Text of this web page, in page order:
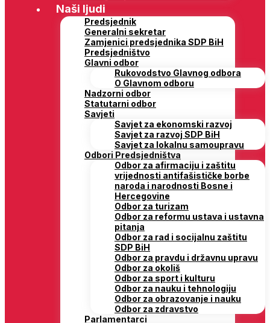
Naši ljudi
Predsjednik
Generalni sekretar
Zamjenici predsjednika SDP BiH
Predsjedništvo
Glavni odbor
Rukovodstvo Glavnog odbora
O Glavnom odboru
Nadzorni odbor
Statutarni odbor
Savjeti
Savjet za ekonomski razvoj
Savjet za razvoj SDP BiH
Savjet za lokalnu samoupravu
Odbori Predsjedništva
Odbor za afirmaciju i zaštitu
vrijednosti antifašističke borbe
naroda i narodnosti Bosne i
Hercegovine
Odbor za turizam
Odbor za reformu ustava i ustavna
pitanja
Odbor za rad i socijalnu zaštitu
SDP BiH
Odbor za pravdu i državnu upravu
Odbor za okoliš
Odbor za sport i kulturu
Odbor za nauku i tehnologiju
Odbor za obrazovanje i nauku
Odbor za zdravstvo
Parlamentarci